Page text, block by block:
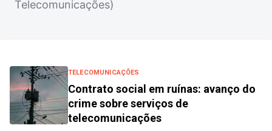
Telecomunicações)
TELECOMUNICAÇÕES
Contrato social em ruínas: avanço do
crime sobre serviços de
telecomunicações